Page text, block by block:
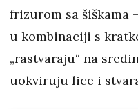
frizurom sa šiškama
u kombinaciji s
„rastvaraju“ na
uokviruju lice i